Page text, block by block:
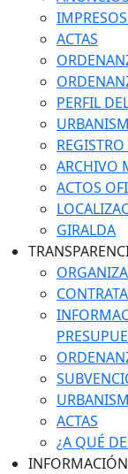
ACTAS
PERFIL
ARCHIVO
ACTOS
GIRALDA
ACTAS
¿A QUÉ
INFORMACIÓN